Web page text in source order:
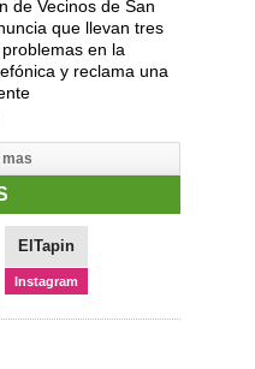
de Vecinos de San
que llevan tres
en la
y reclama una
mas
ElTapin
Instagram